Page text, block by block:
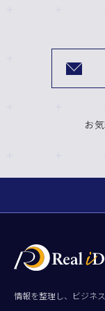
お
情報を整理し、ビジネ